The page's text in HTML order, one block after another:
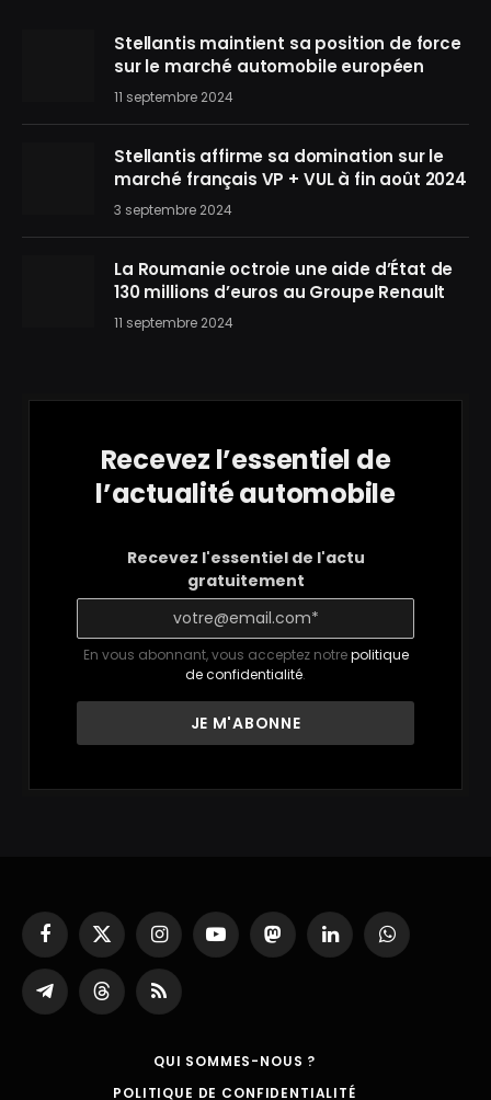
Stellantis maintient sa position de force
sur le marché automobile européen
11 septembre 2024
Stellantis affirme sa domination sur le
marché français VP + VUL à fin août 2024
3 septembre 2024
La Roumanie octroie une aide d’État de
130 millions d’euros au Groupe Renault
11 septembre 2024
Recevez l’essentiel de
l’actualité automobile
Recevez l'essentiel de l'actu
gratuitement
En vous abonnant, vous acceptez notrepolitique
de confidentialité.
Facebook
X
(Twitter)
InstagramYouTubeMastodonLinkedInWhatsApp
Partager
sur
ThreadsRSS
QUI SOMMES-NOUS ?
POLITIQUE DE CONFIDENTIALITÉ